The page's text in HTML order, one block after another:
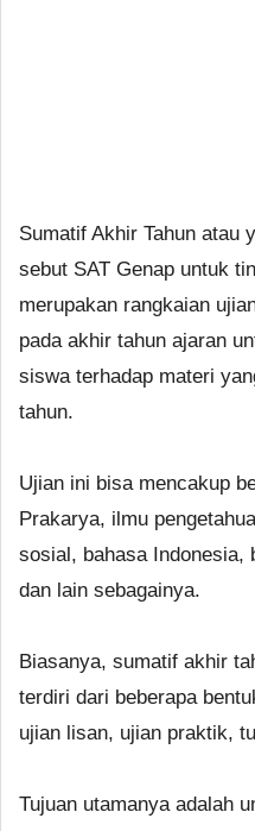
Sumatif Akhir Tahun atau
sebut SAT Genap untuk
merupakan rangkaian
pada akhir tahun ajaran
siswa terhadap materi
tahun.
Ujian ini bisa mencakup
Prakarya, ilmu
sosial, bahasa Indonesia,
dan lain sebagainya.
Biasanya, sumatif akhir
terdiri dari beberapa
ujian lisan, ujian praktik,
Tujuan utamanya adalah